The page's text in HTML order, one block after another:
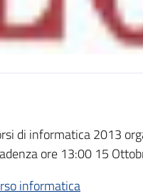
di informatica 2013
ore 13:00 15
informatica